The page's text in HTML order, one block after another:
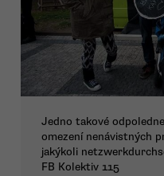
Jedno takové
omezení nenávistných
jakýkoli
FB Kolektiv 115